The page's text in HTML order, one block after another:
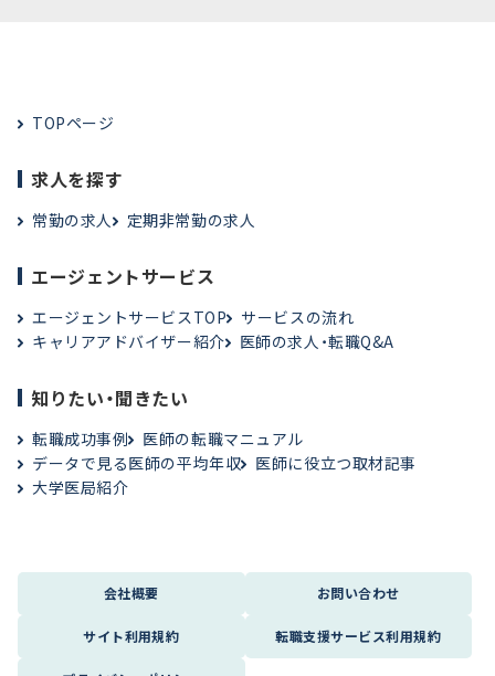
TOPページ
求人を探す
常勤の求人 定期非常勤の求人
エージェントサービス
エージェントサービスTOP
サービスの流れ
キャリアアドバイザー紹介
医師の求人・転職Q&A
知りたい・聞きたい
転職成功事例
医師の転職マニュアル
データで見る医師の平均年収
医師に役立つ取材記事
大学医局紹介
会社概要 お問い合わせ
サイト利用規約 転職支援サービス利用規約